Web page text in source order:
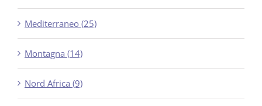
Mediterraneo (25)
Montagna (14)
Nord Africa (9)